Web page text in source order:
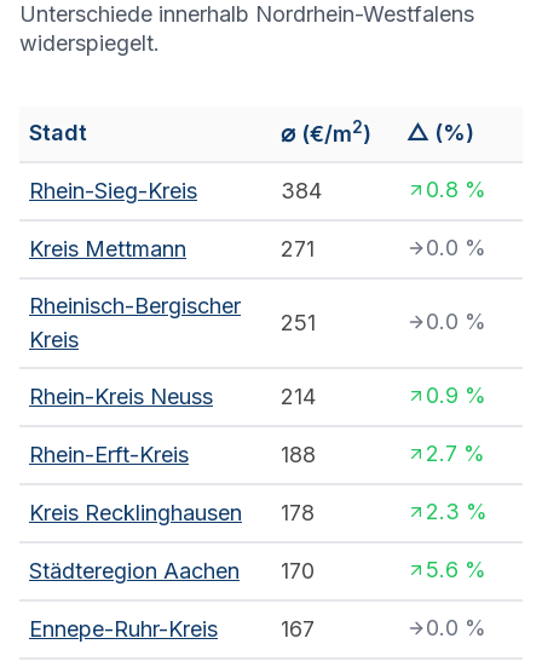
Unterschiede innerhalb Nordrhein-Westfalens
widerspiegelt.
Stadt ⌀ (€/m2) △ (%)
Rhein-Sieg-Kreis 384 0.8 %
Kreis Mettmann 271 0.0 %
Rheinisch-Bergischer
Kreis
251 0.0 %
Rhein-Kreis Neuss 214 0.9 %
Rhein-Erft-Kreis 188 2.7 %
Kreis Recklinghausen 178 2.3 %
Städteregion Aachen 170 5.6 %
Ennepe-Ruhr-Kreis 167 0.0 %